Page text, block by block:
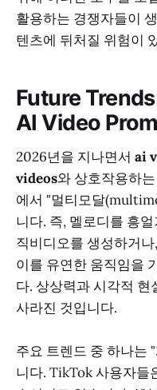
활용하는 경쟁자들이
텐츠에 뒤처질 위험이
Future
AI Video
2026년을 지나면서 ai
videos와 상호작용하
에서 "멀티모달
니다. 즉, 멜로디를 흥
직비디오를 생성하거
이를 유연한 움직임을
다. 상상력과 시각적 현
사라진 것입니다.
주요 트렌드 중 하나는
니다. TikTok 사용자들